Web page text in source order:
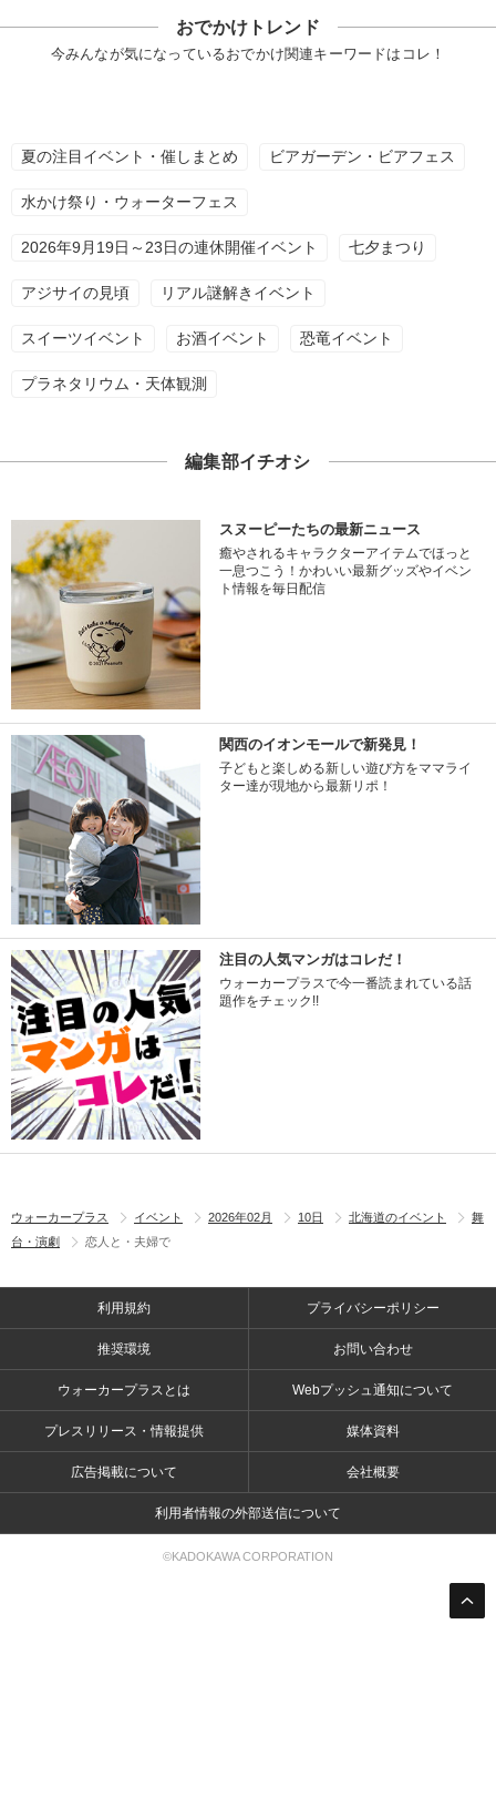
おでかけトレンド
今みんなが気になっているおでかけ関連キーワードはコレ！
夏の注目イベント・催しまとめ ビアガーデン・ビアフェス
水かけ祭り・ウォーターフェス
2026年9月19日～23日の連休開催イベント 七夕まつり
アジサイの見頃 リアル謎解きイベント
スイーツイベント お酒イベント 恐竜イベント
プラネタリウム・天体観測
編集部イチオシ
スヌーピーたちの最新ニュース
癒やされるキャラクターアイテムでほっと
一息つこう！かわいい最新グッズやイベン
ト情報を毎日配信
関西のイオンモールで新発見！
子どもと楽しめる新しい遊び方をママライ
ター達が現地から最新リポ！
注目の人気マンガはコレだ！
ウォーカープラスで今一番読まれている話
題作をチェック!!
ウォーカープラス イベント 2026年02月 10日 北海道のイベント
舞
台・演劇
恋人と・夫婦で
利用規約 プライバシーポリシー
推奨環境 お問い合わせ
ウォーカープラスとは Webプッシュ通知について
プレスリリース・情報提供 媒体資料
広告掲載について 会社概要
利用者情報の外部送信について
©KADOKAWA CORPORATION